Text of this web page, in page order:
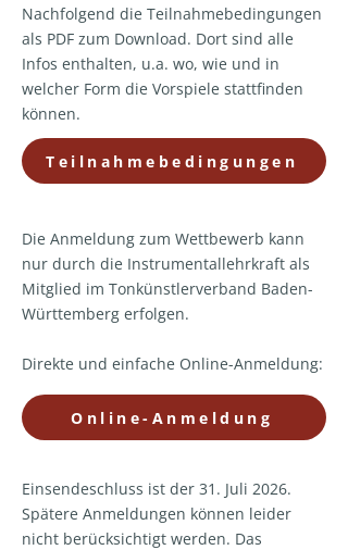
Nachfolgend die Teilnahmebedingungen
als PDF zum Download. Dort sind alle
Infos enthalten, u.a. wo, wie und in
welcher Form die Vorspiele stattfinden
können.
Die Anmeldung zum Wettbewerb kann
nur durch die Instrumentallehrkraft als
Mitglied im Tonkünstlerverband Baden-
Württemberg erfolgen.
Direkte und einfache Online-Anmeldung:
Einsendeschluss ist der 31. Juli 2026.
Spätere Anmeldungen können leider
nicht berücksichtigt werden. Das
Teilnahmebedingungen
Online-Anmeldung